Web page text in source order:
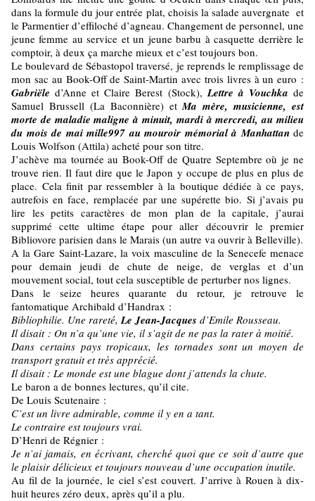
dans la formule du jour entrée plat, choisis la salade auvergnate et
le Parmentier d’effiloché d’agneau. Changement de personnel, une
jeune femme au service et un jeune barbu à casquette derrière le
comptoir, à deux ça marche mieux et c’est toujours bon.
Le boulevard de Sébastopol traversé, je reprends le remplissage de
mon sac au Book-Off de Saint-Martin avec trois livres à un euro :
Gabriële d’Anne et Claire Berest (Stock),Lettre à Vouchka de
Samuel Brussell (La Baconnière) etMa mère, musicienne, est
morte de maladie maligne à minuit, mardi à mercredi, au milieu
du mois de mai mille997 au mouroir mémorial à Manhattande
Louis Wolfson (Attila) acheté pour son titre.
J’achève ma tournée au Book-Off de Quatre Septembre où je ne
trouve rien. Il faut dire que le Japon y occupe de plus en plus de
place. Cela finit par ressembler à la boutique dédiée à ce pays,
autrefois en face, remplacée par une supérette bio. Si j’avais pu
lire les petits caractères de mon plan de la capitale, j’aurai
supprimé cette ultime étape pour aller découvrir le premier
Bibliovore parisien dans le Marais (un autre va ouvrir à Belleville).
A la Gare Saint-Lazare, la voix masculine de la Senecefe menace
pour demain jeudi de chute de neige, de verglas et d’un
mouvement social, tout cela susceptible de perturber nos lignes.
Dans le seize heures quarante du retour, je retrouve le
fantomatique Archibald d’Handrax :
Bibliophilie. Une rareté,Le Jean-Jacques d’Emile Rousseau.
Il disait : On n’a qu’une vie, il s’agit de ne pas la rater à moitié.
Dans certains pays tropicaux, les tornades sont un moyen de
transport gratuit et très apprécié.
Il disait : Le monde est une blague dont j’attends la chute.
Le baron a de bonnes lectures, qu’il cite.
De Louis Scutenaire :
C’est un livre admirable, comme il y en a tant.
Le contraire est toujours vrai.
D’Henri de Régnier :
Je n’ai jamais, en écrivant, cherché quoi que ce soit d’autre que
le plaisir délicieux et toujours nouveau d’une occupation inutile.
Au fil de la journée, le ciel s’est couvert. J’arrive à Rouen à dix-
huit heures zéro deux, après qu’il a plu.